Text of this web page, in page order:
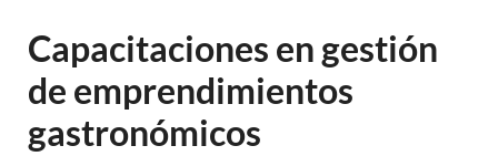
Capacitaciones en gestión
de emprendimientos
gastronómicos